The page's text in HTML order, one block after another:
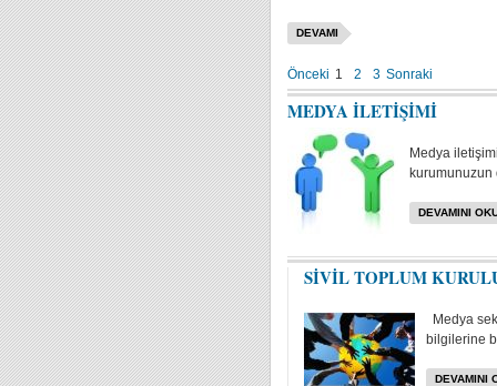
DEVAMI
Önceki 1 2 3 Sonraki
MEDYA İLETİŞİMİ
Medya
kurumunuzun
DEVAMINI
SİVİL TOPLUM
Medya
bilgilerine
DEVAMINI